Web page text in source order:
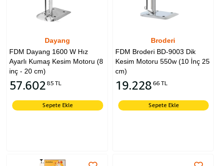
Dayang
FDM Dayang 1600 W Hız
Ayarlı Kumaş Kesim Motoru (8
inç - 20 cm)
57.602 85 TL
Sepete Ekle
Broderi
FDM Broderi BD-9003 Dik
Kesim Motoru 550w (10 İnç 25
cm)
19.228 66 TL
Sepete Ekle